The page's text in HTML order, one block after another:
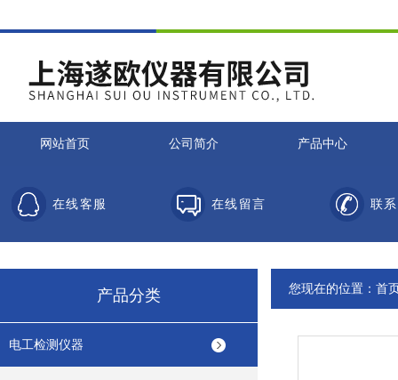
网站首页 公司简介 产品中心
在线客服 在线留言 联
产品分类
电工检测仪器
您现在的位置： 首